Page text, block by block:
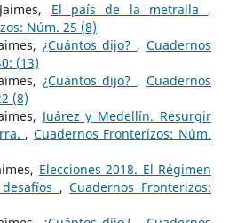
El país de la metralla ,
Núm. 25 (8)
¿Cuántos dijo? ,Cuadernos
(13)
¿Cuántos dijo? ,Cuadernos
(8)
Juárez y Medellín. Resurgir
, Cuadernos Fronterizos: Núm.
Elecciones 2018. El Régimen
,Cuadernos Fronterizos: